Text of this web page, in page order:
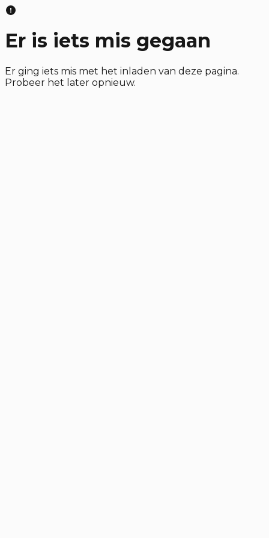
Er is iets mis gegaan
Er ging iets mis met het inladen van deze pagina.
Probeer het later opnieuw.